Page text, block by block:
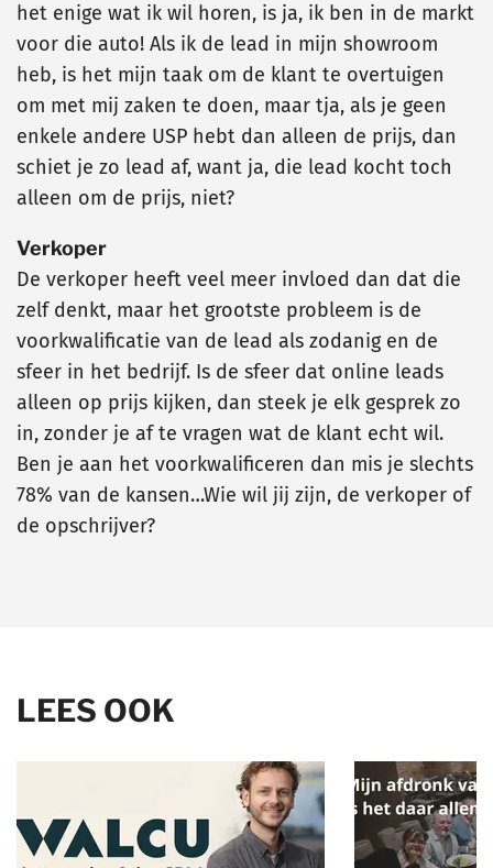
het enige wat ik wil horen, is ja, ik ben in de markt
voor die auto! Als ik de lead in mijn showroom
heb, is het mijn taak om de klant te overtuigen
om met mij zaken te doen, maar tja, als je geen
enkele andere USP hebt dan alleen de prijs, dan
schiet je zo lead af, want ja, die lead kocht toch
alleen om de prijs, niet?
Verkoper
De verkoper heeft veel meer invloed dan dat die
zelf denkt, maar het grootste probleem is de
voorkwalificatie van de lead als zodanig en de
sfeer in het bedrijf. Is de sfeer dat online leads
alleen op prijs kijken, dan steek je elk gesprek zo
in, zonder je af te vragen wat de klant echt wil.
Ben je aan het voorkwalificeren dan mis je slechts
78% van de kansen…Wie wil jij zijn, de verkoper of
de opschrijver?
LEES OOK